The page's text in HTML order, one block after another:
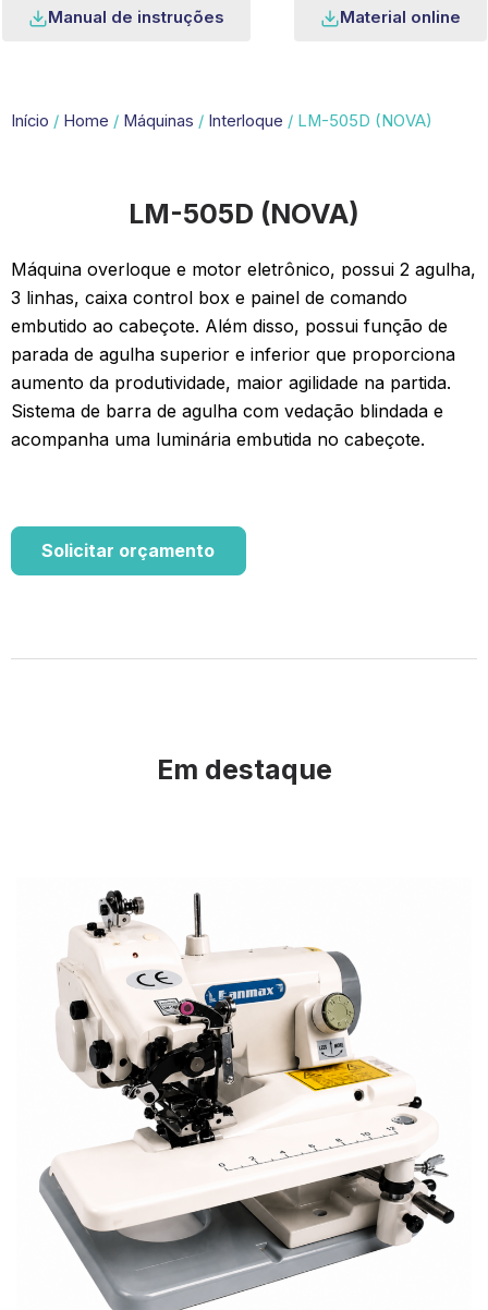
Manual de instruções Material online
Início / Home / Máquinas / Interloque / LM-505D (NOVA)
LM-505D (NOVA)
Máquina overloque e motor eletrônico, possui 2 agulha,
3 linhas, caixa control box e painel de comando
embutido ao cabeçote. Além disso, possui função de
parada de agulha superior e inferior que proporciona
aumento da produtividade, maior agilidade na partida.
Sistema de barra de agulha com vedação blindada e
acompanha uma luminária embutida no cabeçote.
Solicitar orçamento
Em destaque